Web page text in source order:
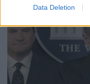
Data Deletion